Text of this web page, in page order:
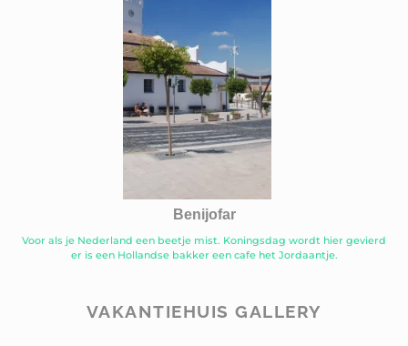
Benijofar
Voor als je Nederland een beetje mist. Koningsdag wordt hier gevierd
er is een Hollandse bakker een cafe het Jordaantje.
VAKANTIEHUIS GALLERY